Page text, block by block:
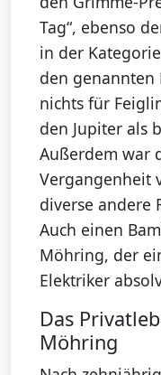
Tag“, ebenso
in der
den genannten
nichts für
den Jupiter als
Außerdem war
Vergangenheit
diverse andere
Auch einen
Möhring, der
Elektriker
Das
Möhring